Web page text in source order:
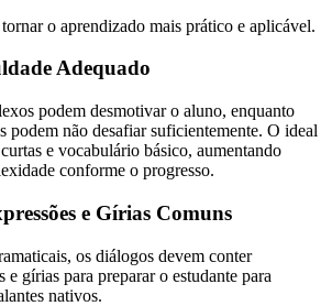
tornar o aprendizado mais prático e aplicável.
Adequado
podem desmotivar o aluno, enquanto
podem não desafiar suficientemente. O ideal
e vocabulário básico, aumentando
conforme o progresso.
e Gírias Comuns
os diálogos devem conter
e gírias para preparar o estudante para
nativos.